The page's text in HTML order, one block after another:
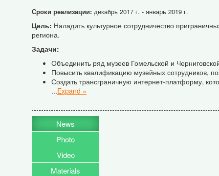
Сроки реализации: декабрь 2017 г. - январь 2019 г.
Цель: Наладить культурное сотрудничество
региона.
Задачи:
Объединить ряд музеев Гомельской и
Повысить квалификацию музейных сотрудников,
Создать трансграничную интернет-платформу,
...Expand »
News
Photo
Video
Materials